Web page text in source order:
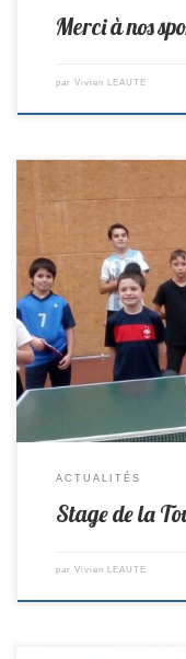
Merci à nos
par Vivien LEAUTE
Un stage de 3 jours a eu
jeunes ont pu profiter de
reconfinement. Merci aux
4 de Vieillevigne):
Hugo, […]
ACTUALITÉS
Stage de la
par Vivien LEAUTE